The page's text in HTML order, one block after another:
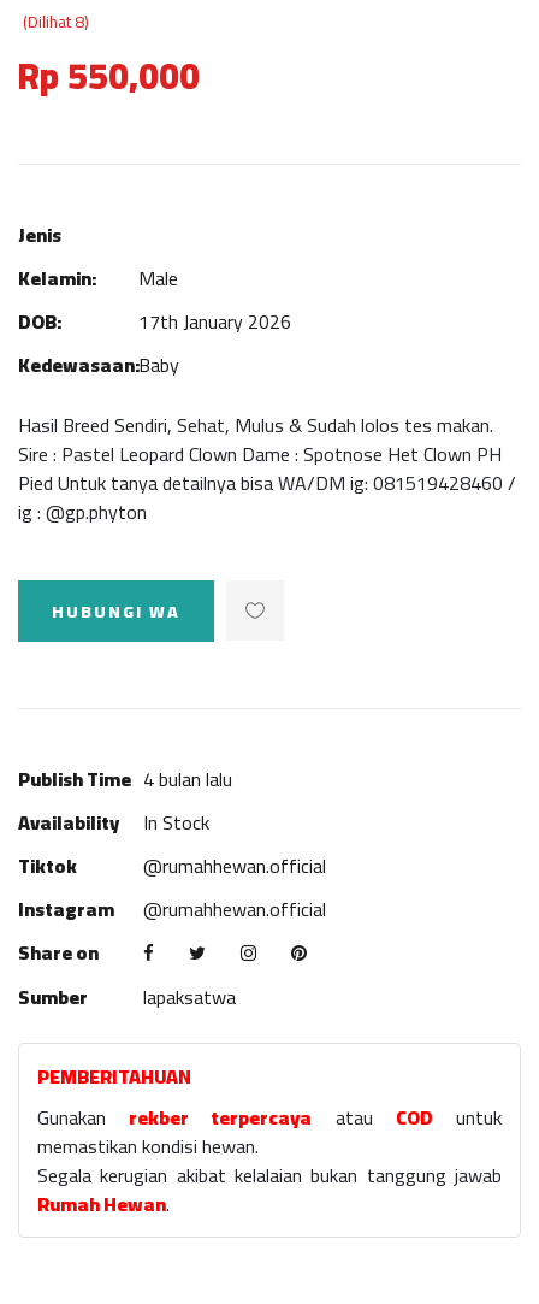
(Dilihat 8)
Rp 550,000
Jenis
Kelamin:
Male
DOB:
17th January 2026
Kedewasaan:Baby
Hasil Breed Sendiri, Sehat, Mulus & Sudah lolos tes makan.
Sire : Pastel Leopard Clown Dame : Spotnose Het Clown PH
Pied Untuk tanya detailnya bisa WA/DM ig: 081519428460 /
ig : @gp.phyton
HUBUNGI WA
Publish Time 4 bulan lalu
Availability
In Stock
Tiktok
@rumahhewan.official
Instagram
@rumahhewan.official
Share on
Sumber
lapaksatwa
PEMBERITAHUAN
Gunakan rekber terpercaya atau COD untuk
memastikan kondisi hewan.
Segala kerugian akibat kelalaian bukan tanggung jawab
Rumah Hewan.